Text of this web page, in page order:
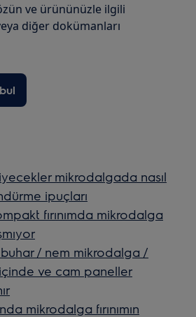
ve ürününüzle ilgili
diğer dokümanları
mikrodalgada nasıl
ipuçları
fırınımda mikrodalga
/ nem mikrodalga /
içinde ve cam paneller
mikrodalga fırınımın